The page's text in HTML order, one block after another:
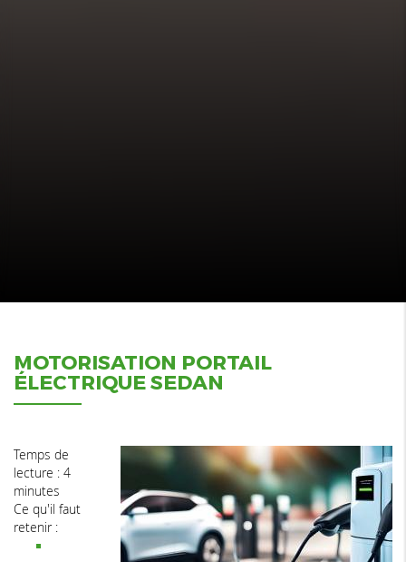
MOTORISATION PORTAIL
ÉLECTRIQUE SEDAN
Temps de
lecture : 4
minutes
Ce qu'il faut
retenir :